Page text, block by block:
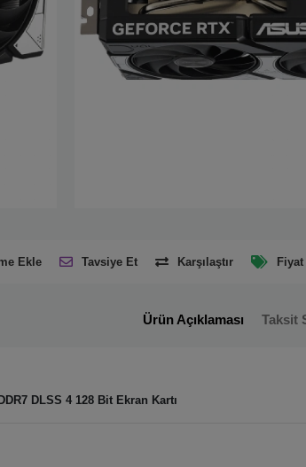
Ekle Tavsiye Et Karşılaştır Fiyat
Ürün Açıklaması Taksit
DLSS 4 128 Bit Ekran Kartı